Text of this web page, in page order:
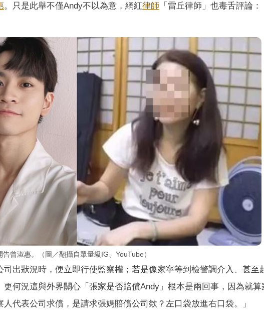
。只是此舉不僅Andy不以為意，網紅律師 「雷丘律師」也毒舌評論
曾淑惠。（圖／翻攝自眾量級IG、YouTube）
出狀況時，便立即行使監察權；若是像家寧等到檢警調介入、甚至
何況這與外界關心「張家是否賠償Andy」根本是兩回事，因為就算
代表公司求償，是請求張媽賠償公司欸？左口袋放進右口袋。」